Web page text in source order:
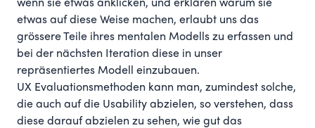
wenn sie etwas anklicken, und erklären warum sie
etwas auf diese Weise machen, erlaubt uns das
grössere Teile ihres mentalen Modells zu erfassen und
bei der nächsten Iteration diese in unser
repräsentiertes Modell einzubauen.
UX Evaluationsmethoden kann man, zumindest solche,
die auch auf die Usability abzielen, so verstehen, dass
diese darauf abzielen zu sehen, wie gut das